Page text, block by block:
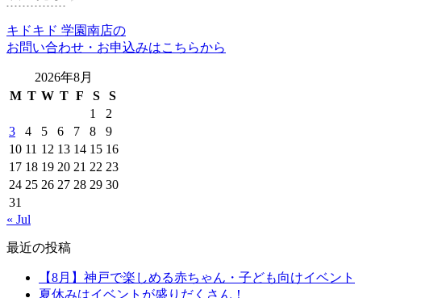
キドキド 学園南店の
お問い合わせ・お申込みはこちらから
2026年8月
M T W T F S
S
1
2
3
4 5 6 7 8
9
10 11 12 13 14 15 16
17 18 19 20 21 22 23
24 25 26 27 28 29 30
31
« Jul
最近の投稿
【8月】神戸で楽しめる赤ちゃん・子ども向けイベント
夏休みはイベントが盛りだくさん！